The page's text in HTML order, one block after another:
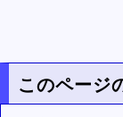
このページ